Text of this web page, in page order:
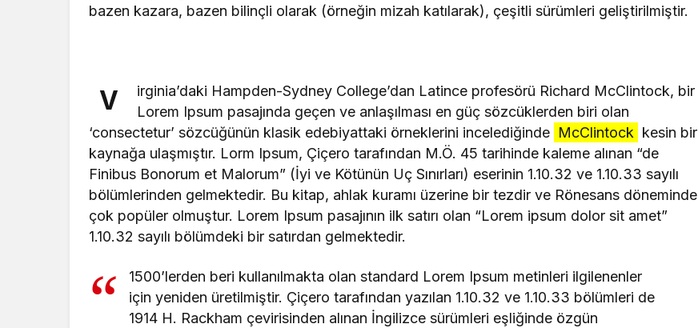
bazen kazara, bazen bilinçli olarak (örneğin mizah katılarak), çeşitli sürümleri geliştirilmiştir.
V
irginia’daki Hampden-Sydney College’dan Latince profesörü Richard McClintock, bir
Lorem Ipsum pasajında geçen ve anlaşılması en güç sözcüklerden biri olan
‘consectetur’ sözcüğünün klasik edebiyattaki örneklerini incelediğinde McClintock kesin bir
kaynağa ulaşmıştır. Lorm Ipsum, Çiçero tarafından M.Ö. 45 tarihinde kaleme alınan “de
Finibus Bonorum et Malorum” (İyi ve Kötünün Uç Sınırları) eserinin 1.10.32 ve 1.10.33 sayılı
bölümlerinden gelmektedir. Bu kitap, ahlak kuramı üzerine bir tezdir ve Rönesans döneminde
çok popüler olmuştur. Lorem Ipsum pasajının ilk satırı olan “Lorem ipsum dolor sit amet”
1.10.32 sayılı bölümdeki bir satırdan gelmektedir.
1500’lerden beri kullanılmakta olan standard Lorem Ipsum metinleri ilgilenenler
için yeniden üretilmiştir. Çiçero tarafından yazılan 1.10.32 ve 1.10.33 bölümleri de
1914 H. Rackham çevirisinden alınan İngilizce sürümleri eşliğinde özgün